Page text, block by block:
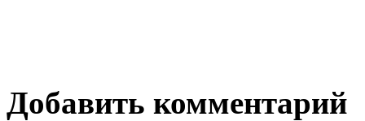
Добавить комментарий